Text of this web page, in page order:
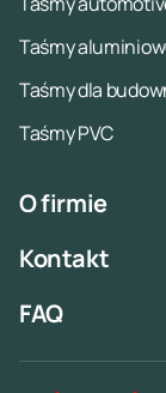
Taśmy
Taśmy dla
Taśmy PVC
O firmie
Kontakt
FAQ